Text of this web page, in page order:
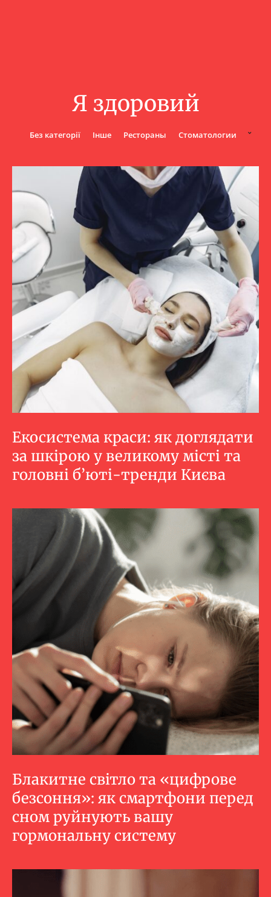
Я здоровий
Без категорії Інше Рестораны Стоматологии
Екосистема краси: як доглядати
за шкірою у великому місті та
головні б’юті-тренди Києва
Блакитне світло та «цифрове
безсоння»: як смартфони перед
сном руйнують вашу
гормональну систему